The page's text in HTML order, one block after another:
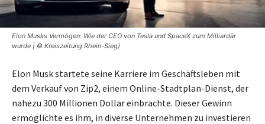
Elon Musks Vermögen: Wie der CEO von Tesla und SpaceX zum Milliardär
wurde | © Kreiszeitung Rhein-Sieg)
Elon Musk startete seine Karriere im Geschäftsleben mit
dem Verkauf von Zip2, einem Online-Stadtplan-Dienst, der
nahezu 300 Millionen Dollar einbrachte. Dieser Gewinn
ermöglichte es ihm, in diverse Unternehmen zu investieren